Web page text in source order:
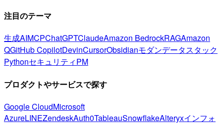
注目のテーマ
生成AIMCPChatGPTClaudeAmazon BedrockRAGAmazon
QGitHub CopilotDevinCursorObsidianモダンデータスタック
PythonセキュリティPM
プロダクトやサービスで探す
Google CloudMicrosoft
AzureLINEZendeskAuth0TableauSnowflakeAlteryxインフォ